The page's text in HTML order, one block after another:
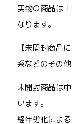
実物の商品は
なります。
【未開封商品
系などのその他
未開封商品は
います。
経年劣化によ